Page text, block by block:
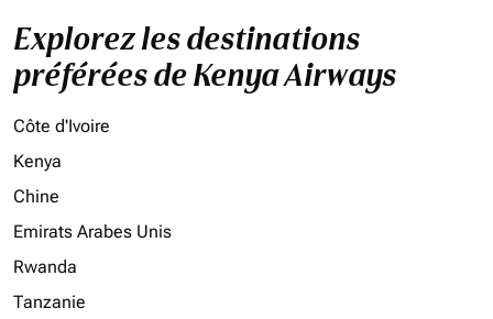
Explorez les destinations
préférées de Kenya Airways
Côte d'Ivoire
Kenya
Chine
Emirats Arabes Unis
Rwanda
Tanzanie